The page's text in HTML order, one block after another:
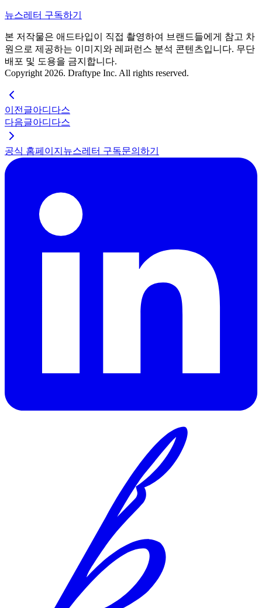
뉴스레터 구독하기
본 저작물은 애드타입이 직접 촬영하여 브랜드들에게 참고 차
원으로 제공하는 이미지와 레퍼런스 분석 콘텐츠입니다. 무단
배포 및 도용을 금지합니다.
Copyright 2026. Draftype Inc. All rights reserved.
이전글아디다스
다음글아디다스
공식 홈페이지 뉴스레터 구독문의하기